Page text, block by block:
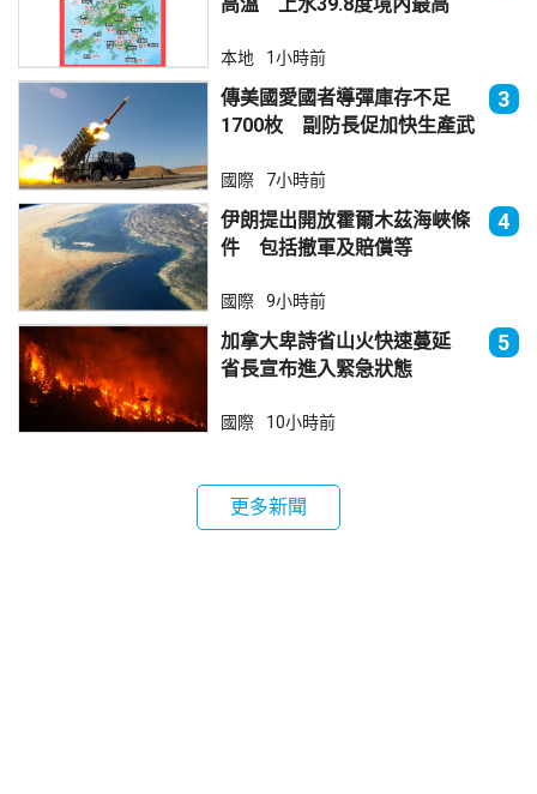
本地 1小時前
傳美國愛國者導彈庫存不足
1700枚 副防長促加快生產武
3
國際 7小時前
伊朗提出開放霍爾木茲海峽條
件 包括撤軍及賠償等
4
國際 9小時前
加拿大卑詩省山火快速蔓延
省長宣布進入緊急狀態
5
國際 10小時前
更多新聞